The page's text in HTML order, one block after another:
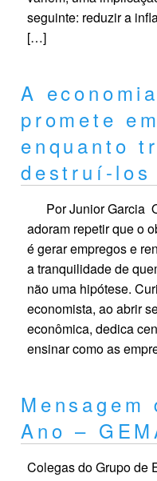
seguinte: reduzir a
[…]
A
promete
enquanto
destruí-los
Por Junior Garcia
adoram repetir que o
é gerar empregos e
a tranquilidade de
não uma hipótese.
economista, ao abrir
econômica, dedica
ensinar como as
Mensagem
Ano –
Colegas do Grupo de